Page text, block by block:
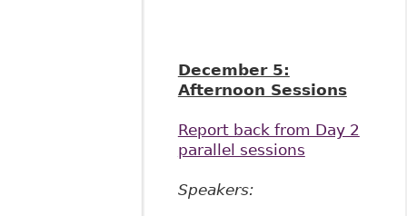
December 5:
Afternoon Sessions
Report back from Day 2
parallel sessions
Speakers: